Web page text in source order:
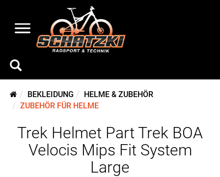
BEKLEIDUNG
HELME & ZUBEHÖR
ZUBEHÖR FÜR HELME
Trek Helmet Part Trek BOA
Velocis Mips Fit System
Large